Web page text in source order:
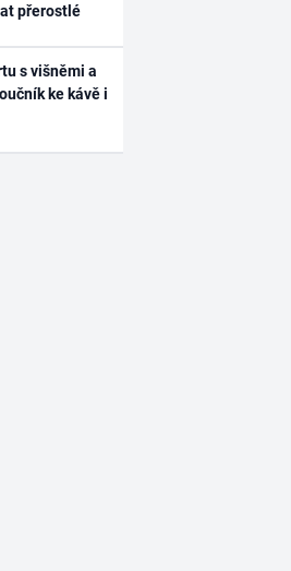
přerostlé
s višněmi a
ke kávě i